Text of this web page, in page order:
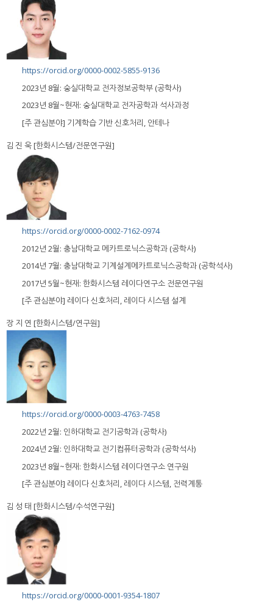
https://orcid.org/0000-0002-5855-9136
2023년 8월: 숭실대학교 전자정보공학부 (공학사)
2023년 8월~현재: 숭실대학교 전자공학과 석사과정
[주 관심분야] 기계학습 기반 신호처리, 안테나
김 진 욱 [한화시스템/전문연구원]
https://orcid.org/0000-0002-7162-0974
2012년 2월: 충남대학교 메카트로닉스공학과 (공학사)
2014년 7월: 충남대학교 기계설계메카트로닉스공학과 (공학석사)
2017년 5월~현재: 한화시스템 레이다연구소 전문연구원
[주 관심분야] 레이다 신호처리, 레이다 시스템 설계
장 지 연 [한화시스템/연구원]
https://orcid.org/0000-0003-4763-7458
2022년 2월: 인하대학교 전기공학과 (공학사)
2024년 2월: 인하대학교 전기컴퓨터공학과 (공학석사)
2023년 8월~현재: 한화시스템 레이다연구소 연구원
[주 관심분야] 레이다 신호처리, 레이다 시스템, 전력계통
김 성 태 [한화시스템/수석연구원]
https://orcid.org/0000-0001-9354-1807